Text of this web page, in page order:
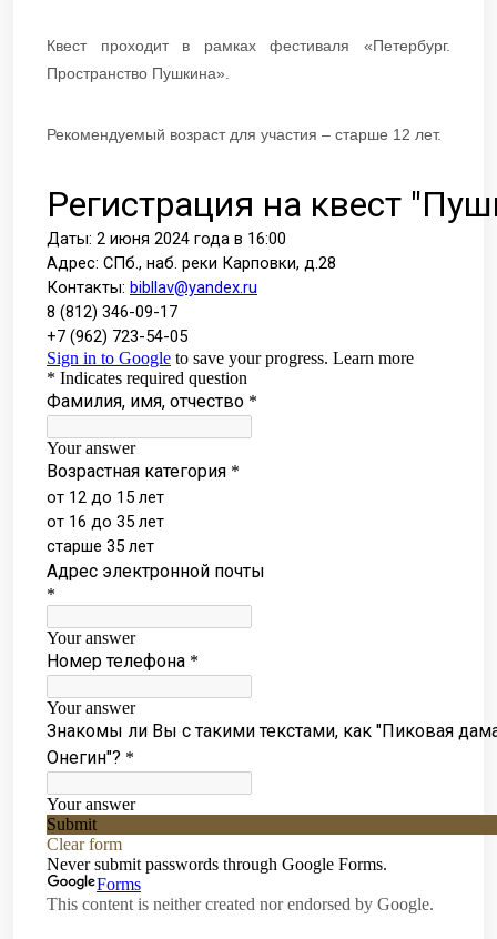
Квест проходит в рамках фестиваля «Петербург.
Пространство Пушкина».
Рекомендуемый возраст для участия – старше 12 лет.